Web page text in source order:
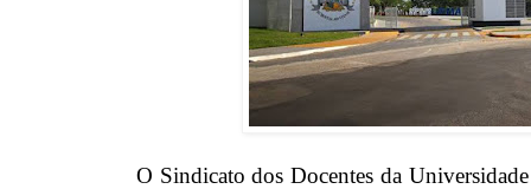
O Sindicato dos Docentes da